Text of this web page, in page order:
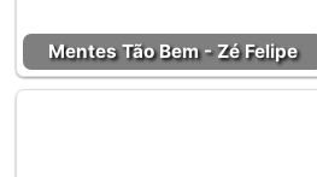
Mentes Tão Bem - Zé Felipe